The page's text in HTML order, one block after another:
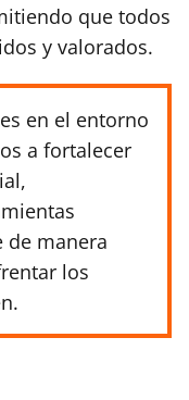
que todos
y valorados.
en el entorno
a fortalecer
de manera
los